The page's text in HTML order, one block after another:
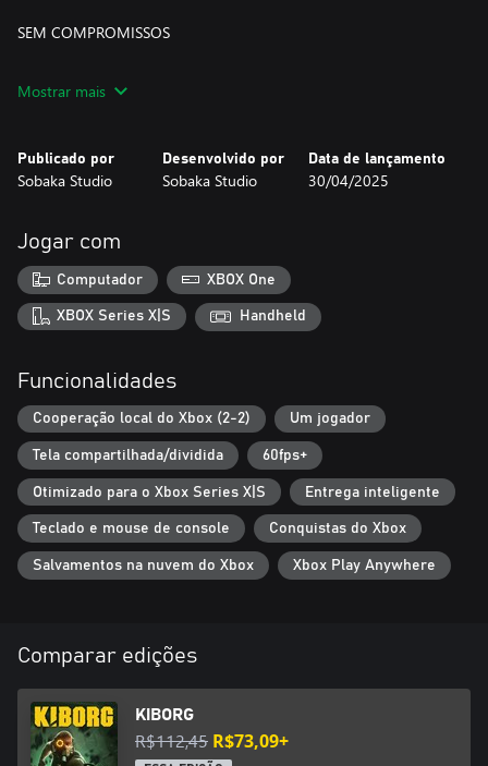
SEM COMPROMISSOS
da velha escola. As lutas são rápidas, brutais e mortais. Separe
habilidades e táticas únicas, e eles são misturados e combinados
para criar centenas de encontros desafiadores. Se você está aqui
IMENSA VARIEDADE DE CONSTRUÇÃO
Substitua suas partes do corpo por uma variedade de implantes
cibernéticos, permitindo uma ampla variedade de estilos de jogo.
Experimente centenas de aumentos que melhoram o poder e
Empunhe uma variedade de armas brancas e armas de fogo de
todos os tipos. Use combos e ataques especiais para devastar
seus inimigos. Liberte milhões de combinações possíveis e
inúmeras construções viáveis ​​em potencial para destruir aqueles
que estão entre você e a liberdade.
Mostrar mais
Publicado por
Sobaka Studio
Desenvolvido por
Sobaka Studio
Data de lançamento
30/04/2025
Jogar com
Computador XBOX One
XBOX Series X|S Handheld
Funcionalidades
Cooperação local do Xbox (2-2) Um jogador
Tela compartilhada/dividida 60fps+
Otimizado para o Xbox Series X|S Entrega inteligente
Teclado e mouse de console Conquistas do Xbox
Salvamentos na nuvem do Xbox Xbox Play Anywhere
Comparar edições
KIBORG
R$112,45 R$73,09+